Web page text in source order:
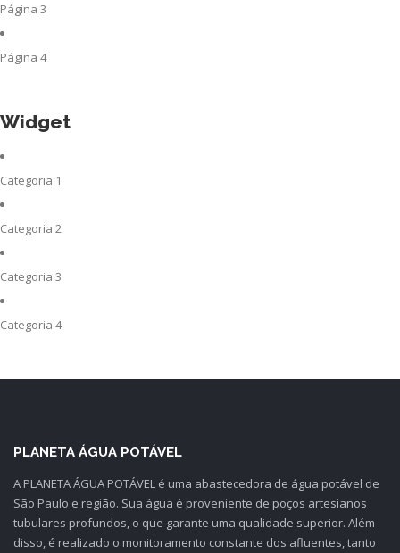
Página 3
Página 4
Widget
Categoria 1
Categoria 2
Categoria 3
Categoria 4
PLANETA ÁGUA POTÁVEL
A PLANETA ÁGUA POTÁVEL é uma abastecedora de água potável de
São Paulo e região. Sua água é proveniente de poços artesianos
tubulares profundos, o que garante uma qualidade superior. Além
disso, é realizado o monitoramento constante dos afluentes, tanto